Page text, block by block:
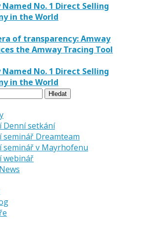
No. 1 Direct Selling
in the World
of transparency: Amway
the Amway Tracing Tool
No. 1 Direct Selling
in the World
Denní setkání
seminář Dreamteam
seminář v Mayrhofenu
webinář